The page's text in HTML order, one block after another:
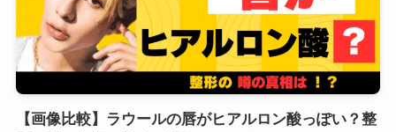
【画像比較】ラウールの唇がヒアルロン酸っぽい？整